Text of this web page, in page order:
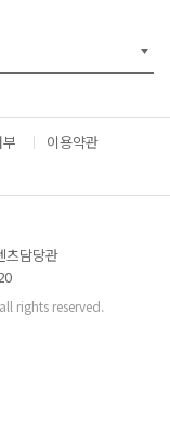
e
서
다
운
드
이용약관
츠담당관
rights reserved.